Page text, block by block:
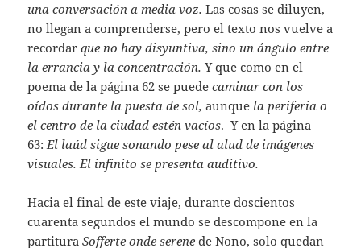
una conversación a media voz.Las cosas se diluyen,
no llegan a comprenderse, pero el texto nos vuelve a
recordar que no hay disyuntiva, sino un ángulo entre
la errancia y la concentración.Y que como en el
poema de la página 62 se puedecaminar con los
oídos durante la puesta de sol,aunque la periferia o
el centro de la ciudad estén vacíos. Y en la página
63: El laúd sigue sonando pese al alud de imágenes
visuales. El infinito se presenta auditivo.
Hacia el final de este viaje, durante doscientos
cuarenta segundos el mundo se descompone en la
partituraSofferte onde serene de Nono, solo quedan